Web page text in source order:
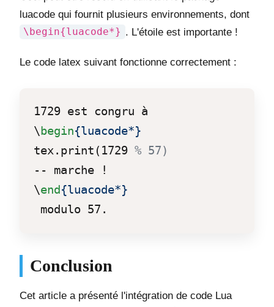
luacode qui fournit plusieurs environnements, dont
\begin{luacode*} . L'étoile est importante !
Le code latex suivant fonctionne correctement :
\ begin{luacode*}
tex.print(1729 % 57)
\end {luacode*}
Conclusion
Cet article a présenté l'intégration de code Lua